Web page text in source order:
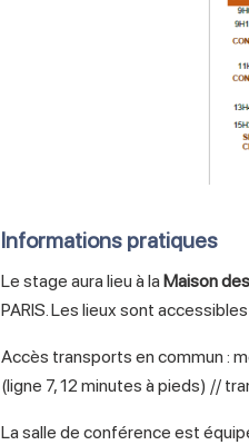
Informations pratiques
Le stage aura lieu à la Maison
PARIS. Les lieux sont
Accès transports en commun :
(ligne 7, 12 minutes à pieds) //
La salle de conférence est